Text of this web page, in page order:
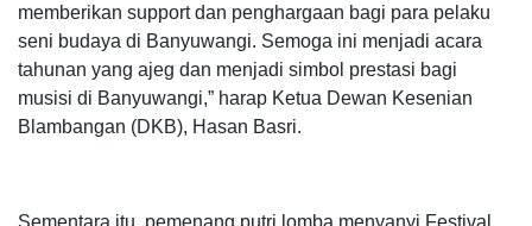
memberikan support dan penghargaan bagi para pelaku
seni budaya di Banyuwangi. Semoga ini menjadi acara
tahunan yang ajeg dan menjadi simbol prestasi bagi
musisi di Banyuwangi,” harap Ketua Dewan Kesenian
Blambangan (DKB), Hasan Basri.
Sementara itu, pemenang putri lomba menyanyi Festival